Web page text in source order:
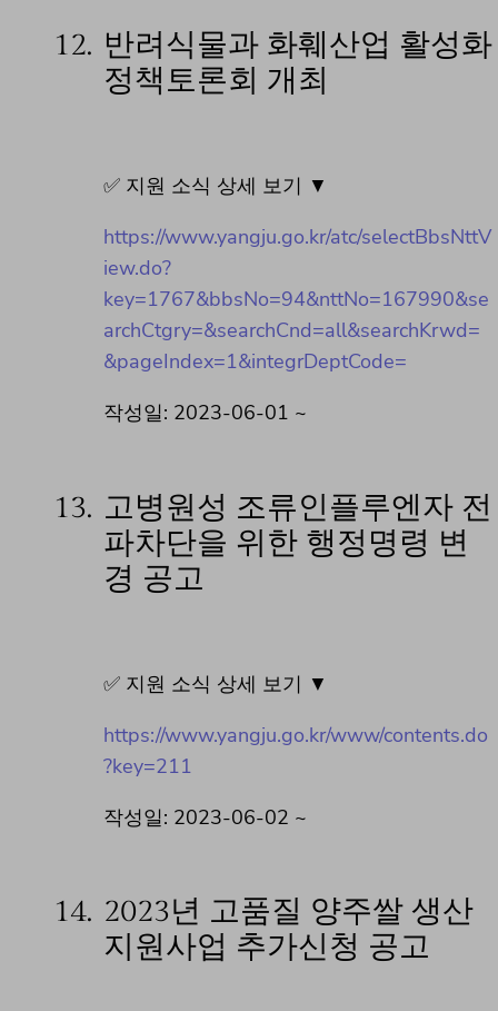
12. 반려식물과 화훼산업 활성화
정책토론회 개최
✅ 지원 소식 상세 보기 ▼
https://www.yangju.go.kr/atc/selectBbsNttV
iew.do?
key=1767&bbsNo=94&nttNo=167990&se
archCtgry=&searchCnd=all&searchKrwd=
&pageIndex=1&integrDeptCode=
작성일: 2023-06-01 ~
13. 고병원성 조류인플루엔자 전
파차단을 위한 행정명령 변
경 공고
✅ 지원 소식 상세 보기 ▼
https://www.yangju.go.kr/www/contents.do
?key=211
작성일: 2023-06-02 ~
14. 2023년 고품질 양주쌀 생산
지원사업 추가신청 공고